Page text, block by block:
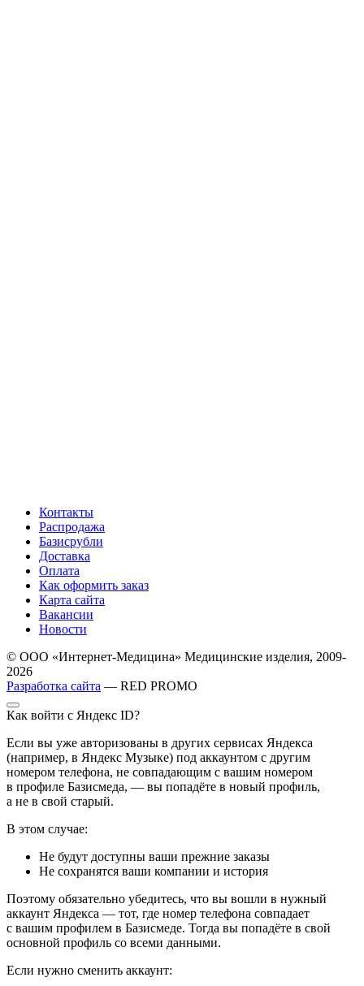
Контакты
Распродажа
Базисрубли
Доставка
Оплата
Как оформить заказ
Карта сайта
Вакансии
Новости
© ООО «Интернет-Медицина» Медицинские изделия, 2009-
2026
Разработка сайта — RED PROMO
Как войти с Яндекс ID?
Если вы уже авторизованы в других сервисах Яндекса
(например, в Яндекс Музыке) под аккаунтом с другим
номером телефона, не совпадающим с вашим номером
в профиле Базисмеда, — вы попадёте в новый профиль,
а не в свой старый.
В этом случае:
Не будут доступны ваши прежние заказы
Не сохранятся ваши компании и история
Поэтому обязательно убедитесь, что вы вошли в нужный
аккаунт Яндекса — тот, где номер телефона совпадает
с вашим профилем в Базисмеде. Тогда вы попадёте в свой
основной профиль со всеми данными.
Если нужно сменить аккаунт: